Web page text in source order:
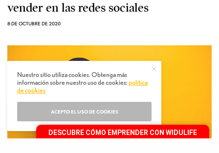
vender en las redes sociales
8 DE OCTUBRE DE 2020
Nuestro sitio utiliza cookies. Obtenga más
información sobre nuestro uso de cookies:política
de cookies
ACEPTO EL USO DE COOKIES
DESCUBRE CÓMO EMPRENDER CON WIDULIFE